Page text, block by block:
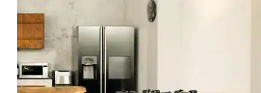
op og ned eller se mere ved at trykke eller stryge.